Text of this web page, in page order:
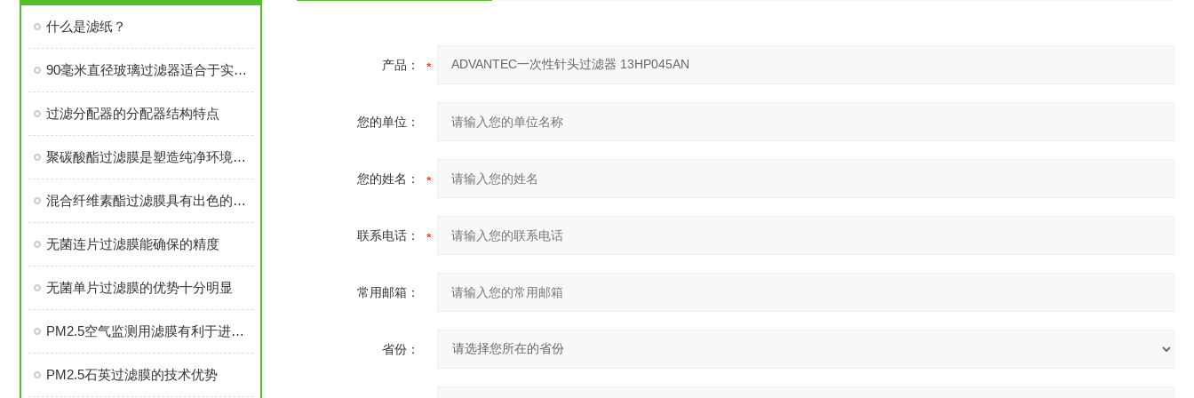
什么是滤纸？
90毫米直径玻璃过滤器适合于实验室溶液过滤工作
过滤分配器的分配器结构特点
聚碳酸酯过滤膜是塑造纯净环境的过滤主力军
混合纤维素酯过滤膜具有出色的稳定性
无菌连片过滤膜能确保的精度
无菌单片过滤膜的优势十分明显
PM2.5空气监测用滤膜有利于进行准确源解析
PM2.5石英过滤膜的技术优势
产品：
您的单位：
您的姓名：
联系电话：
常用邮箱：
省份：